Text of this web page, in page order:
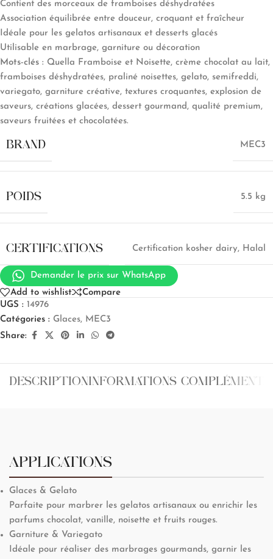
Contient des morceaux de framboises déshydratées
Association équilibrée entre douceur, croquant et fraîcheur
Idéale pour les gelatos artisanaux et desserts glacés
Utilisable en marbrage, garniture ou décoration
Mots-clés : Quella Framboise et Noisette, crème chocolat au lait,
framboises déshydratées, praliné noisettes, gelato, semifreddi,
variegato, garniture créative, textures croquantes, explosion de
saveurs, créations glacées, dessert gourmand, qualité premium,
saveurs fruitées et chocolatées.
BRAND MEC3
POIDS 5.5 kg
CERTIFICATIONS Certification kosher dairy, Halal
Demander le prix sur WhatsApp
Add to wishlist
Compare
UGS : 14976
Catégories : Glaces, MEC3
Share:
DESCRIPTIONINFORMATIONS
APPLICATIONS
Glaces & Gelato
Parfaite pour marbrer les gelatos artisanaux ou enrichir les
parfums chocolat, vanille, noisette et fruits rouges.
Garniture & Variegato
Idéale pour réaliser des marbrages gourmands, garnir les